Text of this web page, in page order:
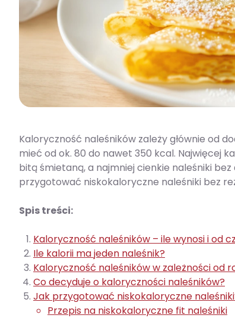
Kaloryczność naleśników zależy głównie od
mieć od ok. 80 do nawet 350 kcal. Najwięcej
bitą śmietaną, a najmniej cienkie naleśniki
przygotować niskokaloryczne naleśniki bez
Spis treści:
Kaloryczność naleśników – ile wynosi i od
Ile kalorii ma jeden naleśnik?
Kaloryczność naleśników w zależności od
Co decyduje o kaloryczności naleśników?
Jak przygotować niskokaloryczne
Przepis na niskokaloryczne fit naleśniki